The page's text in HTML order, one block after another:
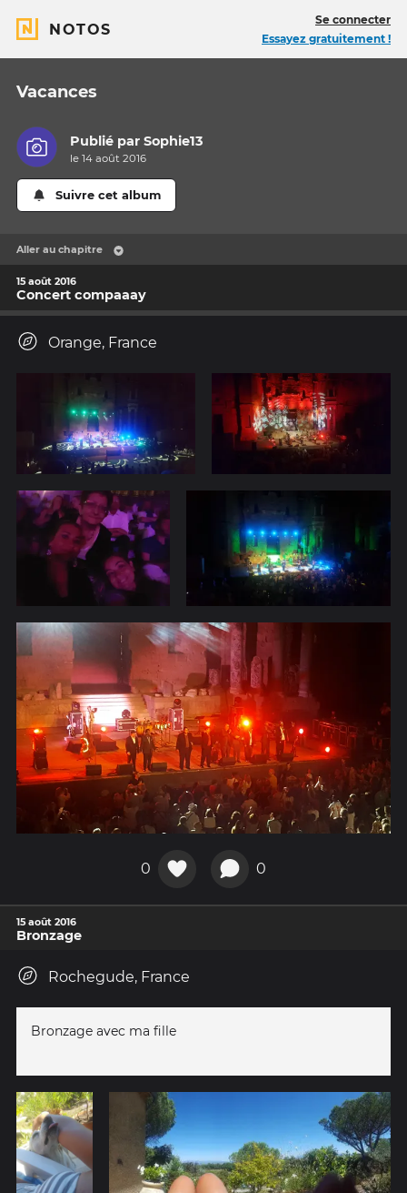
NOTOS
Se connecter
Essayez gratuitement !
Vacances
Publié parSophie13
le 14 août 2016
Suivre cet album
Aller au chapitre
15 août 2016
Concert compaaay
Orange, France
0 0
15 août 2016
Bronzage
Rochegude, France
Bronzage avec ma fille